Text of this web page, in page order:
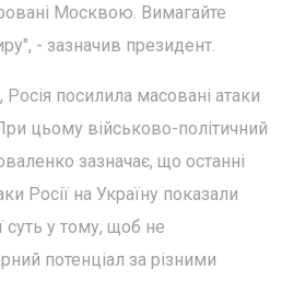
Москвою. Вимагайте
- зазначив президент.
посилила масовані атаки
цьому військово-політичний
зазначає, що останні
Росії на Україну показали
суть у тому, щоб не
потенціал за різними